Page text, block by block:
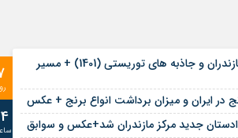
نقشه گردشگری مازندران و جاذبه های توریستی (1401) + مسیر
در ایران و میزان برداشت انواع برنج + عکس
جدید مرکز مازندران شد+عکس و سوابق